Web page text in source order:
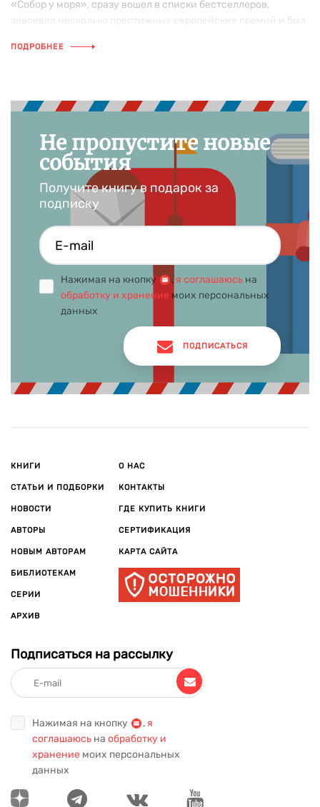
«Собор у моря», сразу вошел в списки бестселлеров,
завоевал несколько престижных европейских премий и был
ПОДРОБНЕЕ
Не пропустите новые
события
Получите книгу в подарок за
подписку
Нажимая на кнопку , я соглашаюсь на
обработку и хранение моих персональных
данных
ПОДПИСАТЬСЯ
КНИГИ
СТАТЬИ И ПОДБОРКИ
НОВОСТИ
АВТОРЫ
НОВЫМ АВТОРАМ
БИБЛИОТЕКАМ
СЕРИИ
АРХИВ
О НАС
КОНТАКТЫ
ГДЕ КУПИТЬ КНИГИ
СЕРТИФИКАЦИЯ
КАРТА САЙТА
Подписаться на рассылку
Нажимая на кнопку , я
соглашаюсь на обработку и
хранение моих персональных
данных